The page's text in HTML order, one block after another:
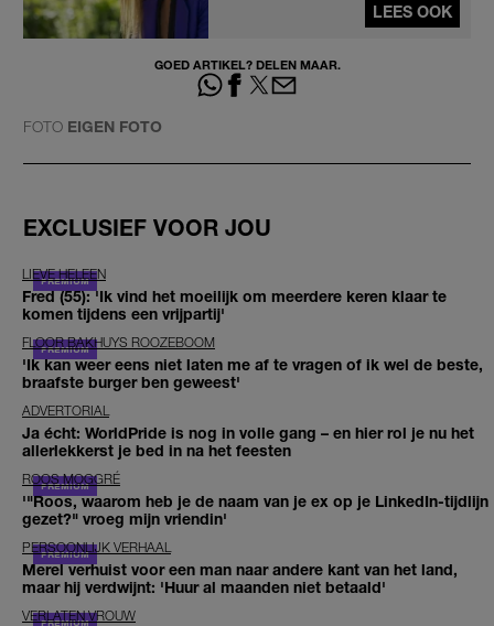
LEES OOK
GOED ARTIKEL? DELEN MAAR.
FOTO EIGEN FOTO
EXCLUSIEF VOOR JOU
LIEVE HELEEN
Fred (55): 'Ik vind het moeilijk om meerdere keren klaar te
komen tijdens een vrijpartij'
FLOOR BAKHUYS ROOZEBOOM
'Ik kan weer eens niet laten me af te vragen of ik wel de beste,
braafste burger ben geweest'
ADVERTORIAL
Ja écht: WorldPride is nog in volle gang – en hier rol je nu het
allerlekkerst je bed in na het feesten
ROOS MOGGRÉ
'"Roos, waarom heb je de naam van je ex op je LinkedIn-tijdlijn
gezet?" vroeg mijn vriendin'
PERSOONLIJK VERHAAL
Merel verhuist voor een man naar andere kant van het land,
maar hij verdwijnt: 'Huur al maanden niet betaald'
VERLATEN VROUW